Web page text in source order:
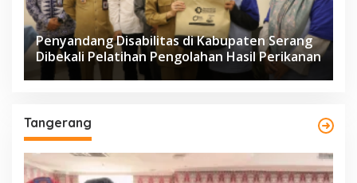
Penyandang Disabilitas di Kabupaten Serang
Dibekali Pelatihan Pengolahan Hasil Perikanan
Tangerang